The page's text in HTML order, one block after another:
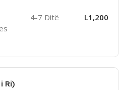
4-7 Ditë L1,200
Ri)